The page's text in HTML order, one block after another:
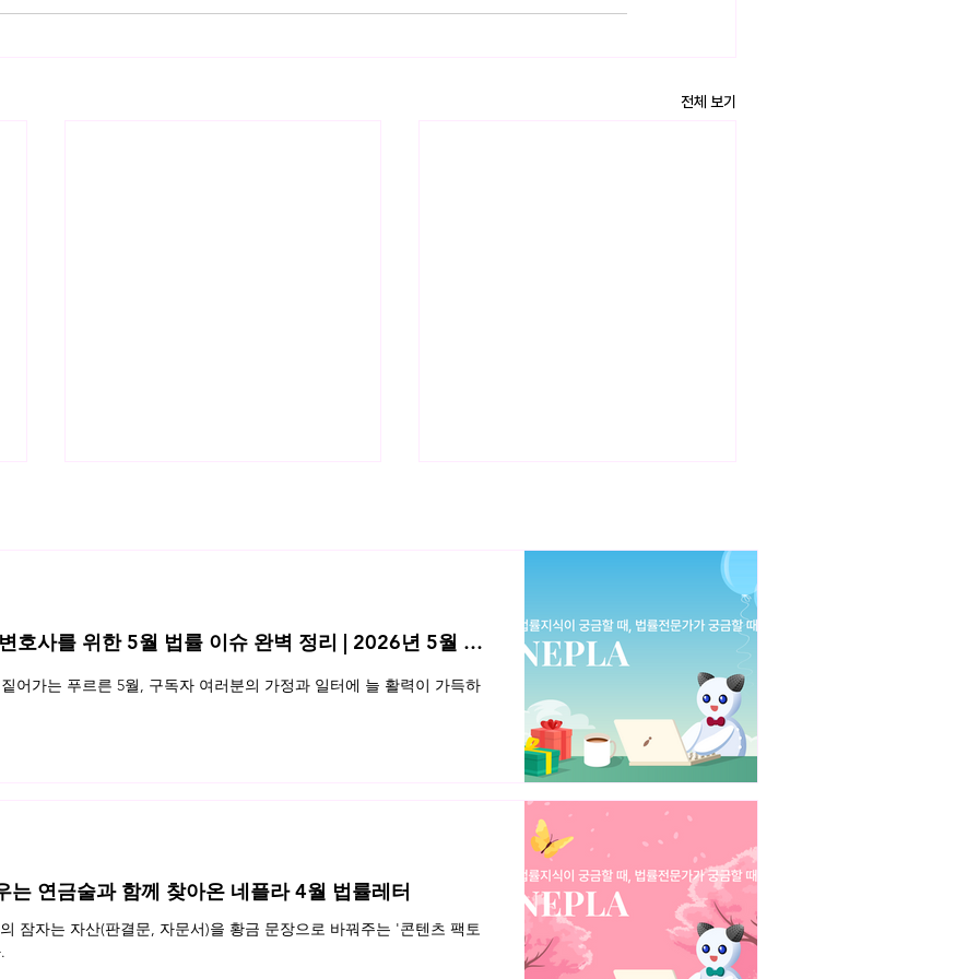
전체 보기
데이터 소유권(ownership) 개념
도입해야
호사를 위한 5월 법률 이슈 완벽 정리 | 2026년 5월 네
어가는 푸르른 5월, 구독자 여러분의 가정과 일터에 늘 활력이 가득하
는 연금술과 함께 찾아온 네플라 4월 법률레터
잠자는 자산(판결문, 자문서)을 황금 문장으로 바꿔주는 '콘텐츠 팩토